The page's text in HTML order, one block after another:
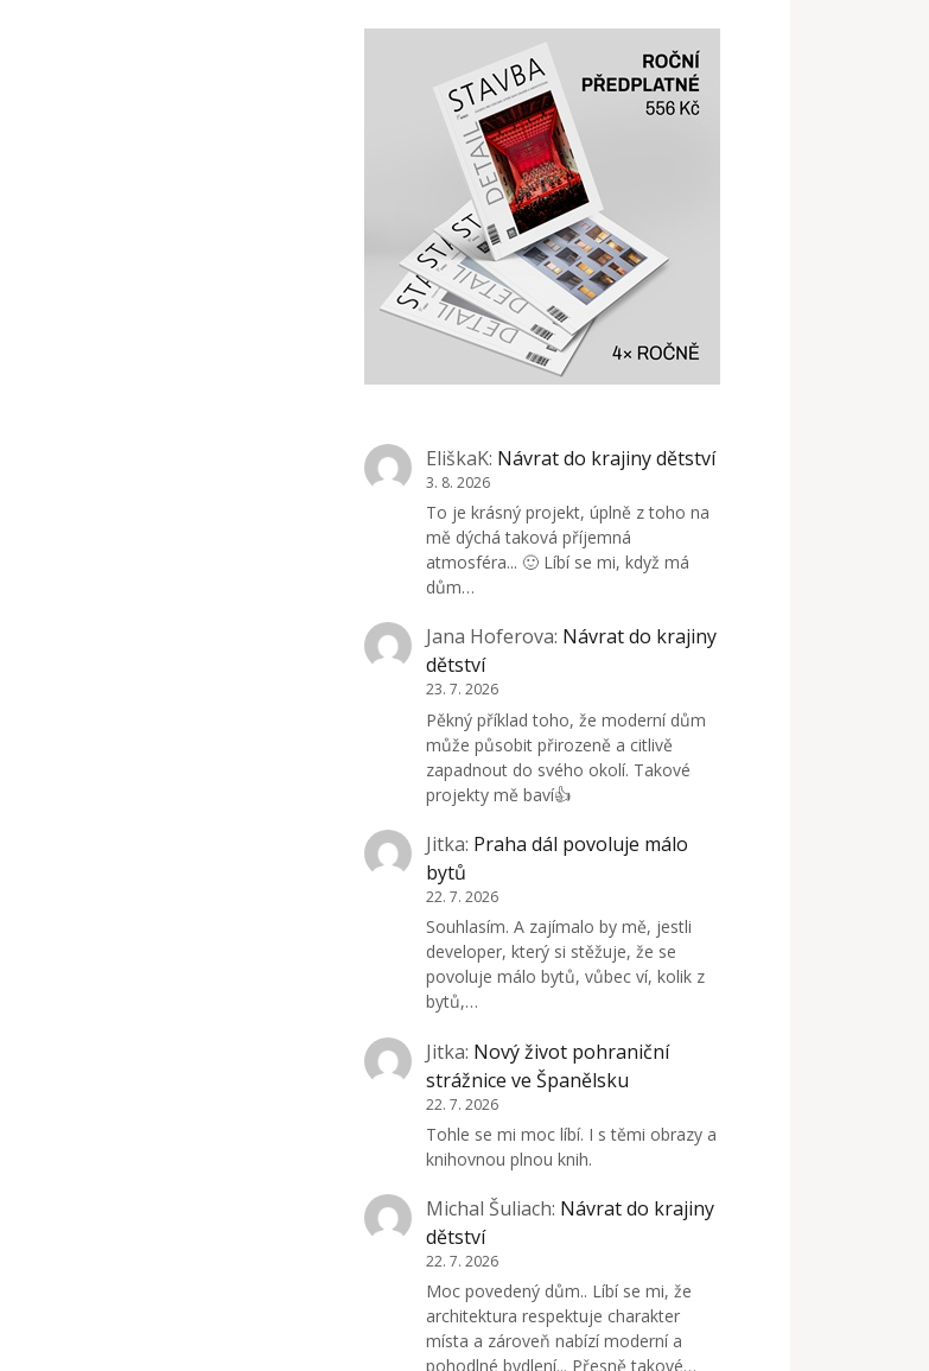
EliškaK: Návrat do krajiny dětství
3. 8. 2026
To je krásný projekt, úplně z toho na
mě dýchá taková příjemná
atmosféra... 🙂 Líbí se mi, když má
dům…
Jana Hoferova: Návrat do krajiny
dětství
23. 7. 2026
Pěkný příklad toho, že moderní dům
může působit přirozeně a citlivě
zapadnout do svého okolí. Takové
projekty mě baví👍
Jitka: Praha dál povoluje málo
bytů
22. 7. 2026
Souhlasím. A zajímalo by mě, jestli
developer, který si stěžuje, že se
povoluje málo bytů, vůbec ví, kolik z
bytů,…
Jitka: Nový život pohraniční
strážnice ve Španělsku
22. 7. 2026
Tohle se mi moc líbí. I s těmi obrazy a
knihovnou plnou knih.
Michal Šuliach: Návrat do krajiny
dětství
22. 7. 2026
Moc povedený dům.. Líbí se mi, že
architektura respektuje charakter
místa a zároveň nabízí moderní a
pohodlné bydlení... Přesně takové…